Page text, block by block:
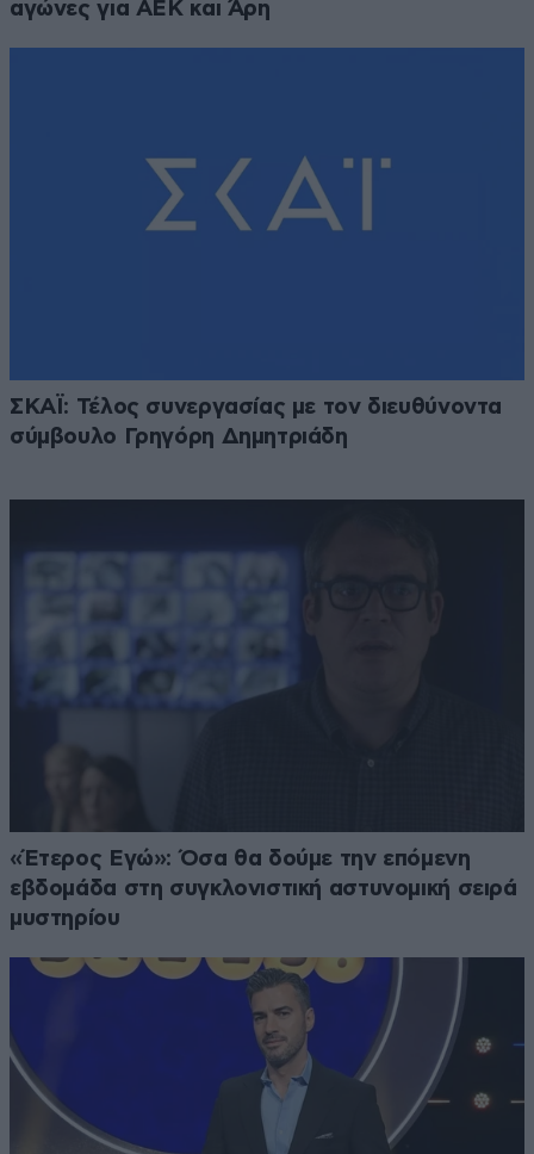
αγώνες για ΑΕΚ και Άρη
ΣΚΑΪ: Τέλος συνεργασίας με τον διευθύνοντα
σύμβουλο Γρηγόρη Δημητριάδη
«Έτερος Εγώ»: Όσα θα δούμε την επόμενη
εβδομάδα στη συγκλονιστική αστυνομική σειρά
μυστηρίου